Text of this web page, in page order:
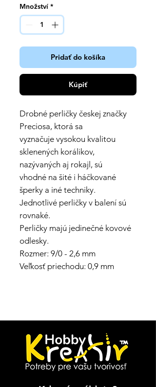
Množství *
Pridať do košíka
Kúpiť
Drobné perličky českej značky
Preciosa, ktorá sa
vyznačuje vysokou kvalitou
sklenených korálikov,
nazývaných aj rokajl, sú
vhodné na šité i háčkované
šperky a iné techniky.
Jednotlivé perličky v balení sú
rovnaké.
Perličky majú jedinečné kovové
odlesky.
Rozmer: 9/0 - 2,6 mm
Veľkosť priechodu: 0,9 mm